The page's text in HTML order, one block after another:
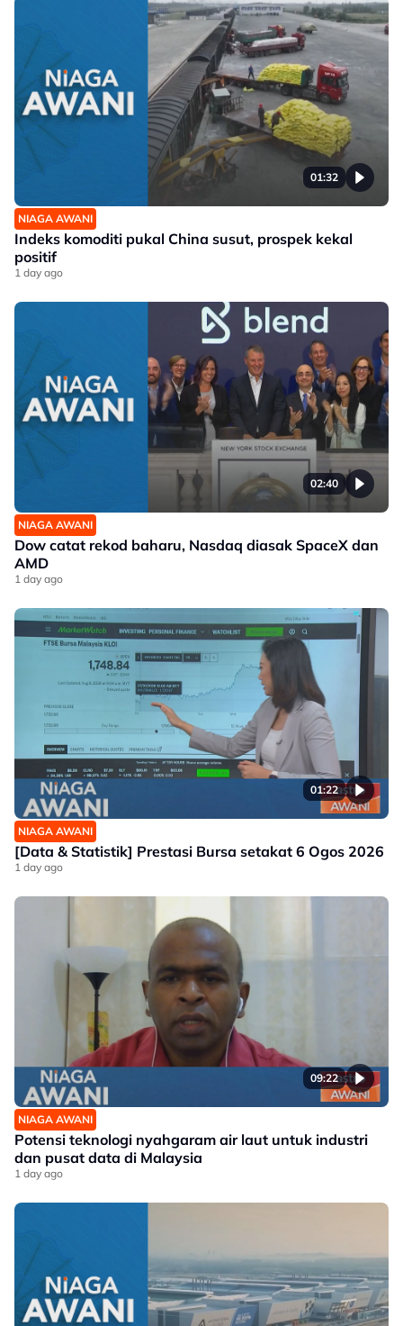
01:32
NIAGA AWANI
Indeks komoditi pukal China susut, prospek kekal
positif
1 day ago
02:40
NIAGA AWANI
Dow catat rekod baharu, Nasdaq diasak SpaceX dan
AMD
1 day ago
01:22
NIAGA AWANI
[Data & Statistik] Prestasi Bursa setakat 6 Ogos 2026
1 day ago
09:22
NIAGA AWANI
Potensi teknologi nyahgaram air laut untuk industri
dan pusat data di Malaysia
1 day ago